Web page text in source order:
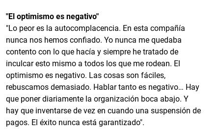
"El optimismo es negativo"
"Lo peor es la autocomplacencia. En esta compañía
nunca nos hemos confiado. Yo nunca me quedaba
contento con lo que hacía y siempre he tratado de
inculcar esto mismo a todos los que me rodean. El
optimismo es negativo. Las cosas son fáciles,
rebuscamos demasiado. Hablar tanto es negativo… Hay
que poner diariamente la organización boca abajo. Y
hay que inventarse de vez en cuando una suspensión de
pagos. El éxito nunca está garantizado".